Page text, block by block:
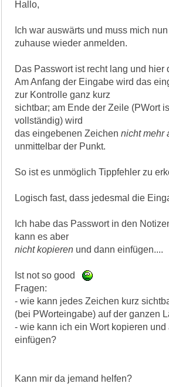
Hallo,
Ich war auswärts und muss mich
zuhause wieder anmelden.
Das Passwort ist recht lang und hier
Am Anfang der Eingabe wird das
zur Kontrolle ganz kurz
sichtbar; am Ende der Zeile (PWort
vollständig) wird
das eingebenen Zeichennicht mehr
unmittelbar der Punkt.
So ist es unmöglich Tippfehler zu
Logisch fast, dass jedesmal die
Ich habe das Passwort in den
kann es aber
nicht kopieren und dann einfügen....
Ist not so good
Fragen:
- wie kann jedes Zeichen kurz
(bei PWorteingabe) auf der ganzen
- wie kann ich ein Wort kopieren
einfügen?
Kann mir da jemand helfen?